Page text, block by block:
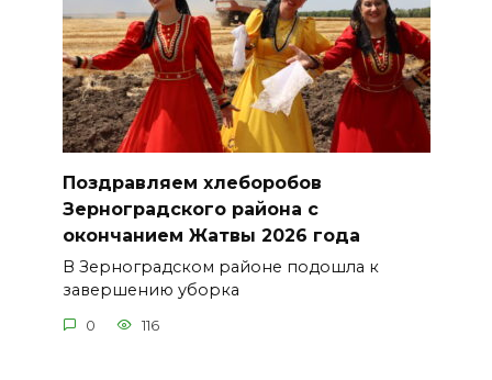
Поздравляем хлеборобов
Зерноградского района с
окончанием Жатвы 2026 года
В Зерноградском районе подошла к
завершению уборка
0 116